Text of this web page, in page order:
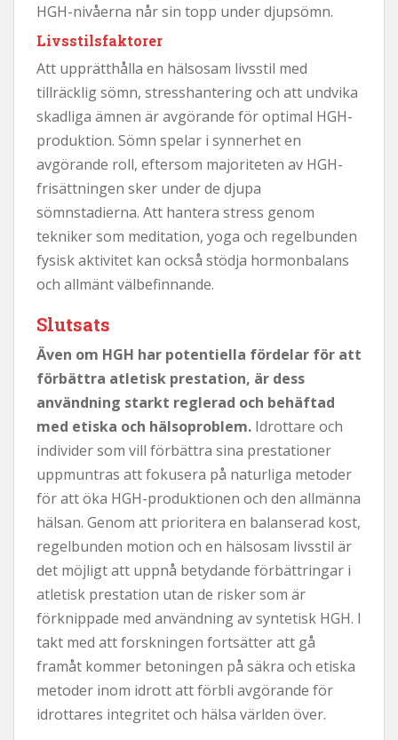
HGH-nivåerna når sin topp under djupsömn.
Livsstilsfaktorer
Att upprätthålla en hälsosam livsstil med
tillräcklig sömn, stresshantering och att undvika
skadliga ämnen är avgörande för optimal HGH-
produktion. Sömn spelar i synnerhet en
avgörande roll, eftersom majoriteten av HGH-
frisättningen sker under de djupa
sömnstadierna. Att hantera stress genom
tekniker som meditation, yoga och regelbunden
fysisk aktivitet kan också stödja hormonbalans
och allmänt välbefinnande.
Slutsats
Även om HGH har potentiella fördelar för att
förbättra atletisk prestation, är dess
användning starkt reglerad och behäftad
med etiska och hälsoproblem. Idrottare och
individer som vill förbättra sina prestationer
uppmuntras att fokusera på naturliga metoder
för att öka HGH-produktionen och den allmänna
hälsan. Genom att prioritera en balanserad kost,
regelbunden motion och en hälsosam livsstil är
det möjligt att uppnå betydande förbättringar i
atletisk prestation utan de risker som är
förknippade med användning av syntetisk HGH. I
takt med att forskningen fortsätter att gå
framåt kommer betoningen på säkra och etiska
metoder inom idrott att förbli avgörande för
idrottares integritet och hälsa världen över.